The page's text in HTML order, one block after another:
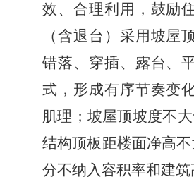
效、合理利用，鼓励
（含退台）采用坡屋
错落、穿插、露台、
式，形成有序节奏变
肌理；坡屋顶坡度不
结构顶板距楼面净高不
分不纳入容积率和建筑